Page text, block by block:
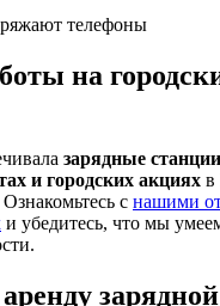
на
зарядные
и городских акциях в
с нашими
и убедитесь, что мы